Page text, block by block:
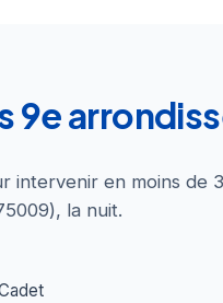
9e
intervenir en moins de
la nuit.